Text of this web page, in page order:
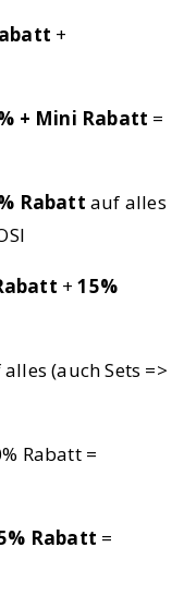
+
+ Mini Rabatt =
Rabatt auf alles
+15%
(auch Sets =>
Rabatt =
Rabatt =